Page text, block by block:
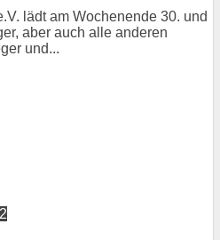
lädt am Wochenende 30. und
aber auch alle anderen
und...
2